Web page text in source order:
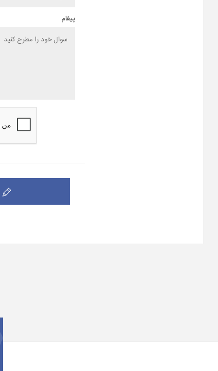
پیغام